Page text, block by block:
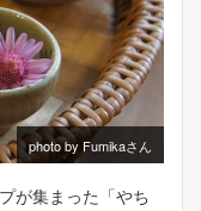
photo by Fumikaさん
が集まった「やち